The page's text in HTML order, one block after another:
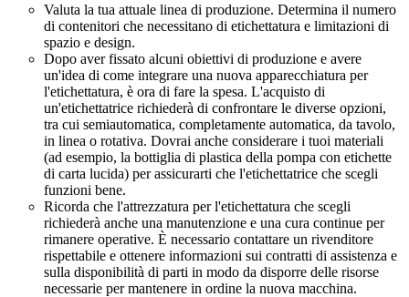
Valuta la tua attuale linea di produzione. Determina il numero
di contenitori che necessitano di etichettatura e limitazioni di
spazio e design.
Dopo aver fissato alcuni obiettivi di produzione e avere
un'idea di come integrare una nuova apparecchiatura per
l'etichettatura, è ora di fare la spesa. L'acquisto di
un'etichettatrice richiederà di confrontare le diverse opzioni,
tra cui semiautomatica, completamente automatica, da tavolo,
in linea o rotativa. Dovrai anche considerare i tuoi materiali
(ad esempio, la bottiglia di plastica della pompa con etichette
di carta lucida) per assicurarti che l'etichettatrice che scegli
funzioni bene.
Ricorda che l'attrezzatura per l'etichettatura che scegli
richiederà anche una manutenzione e una cura continue per
rimanere operative. È necessario contattare un rivenditore
rispettabile e ottenere informazioni sui contratti di assistenza e
sulla disponibilità di parti in modo da disporre delle risorse
necessarie per mantenere in ordine la nuova macchina.